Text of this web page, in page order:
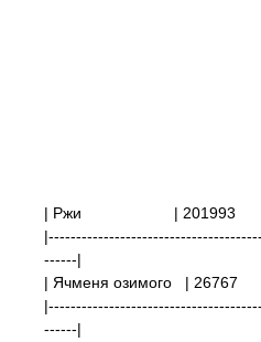
| Ржи | 201993
------|
| Ячменя озимого | 26767
------|